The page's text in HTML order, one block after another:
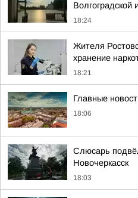
Волгоградской
18:24
Жителя
хранение
18:21
Главные
18:06
Слюсарь
Новочеркасск
18:03